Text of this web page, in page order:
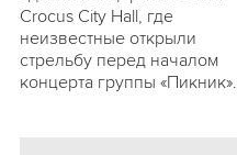
Crocus City Hall, где
неизвестные открыли
стрельбу перед началом
концерта группы «Пикник».